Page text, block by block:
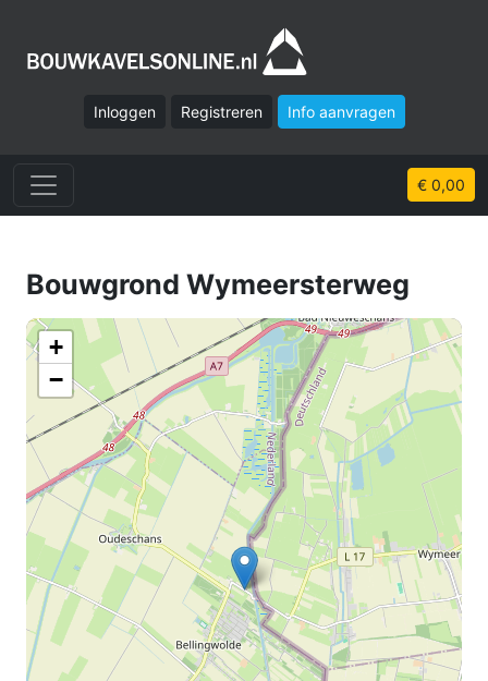
Inloggen Registreren Info aanvragen
€ 0,00
Bouwgrond Wymeersterweg
+
−